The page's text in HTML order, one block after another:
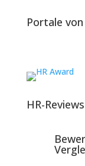
Portale
HR-Reviews